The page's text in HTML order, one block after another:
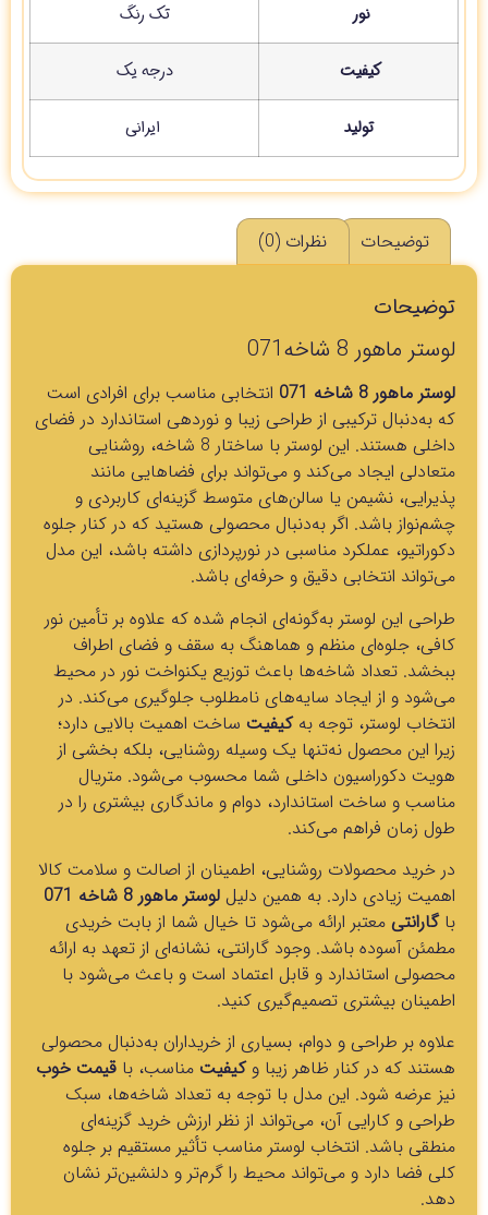
نور تک رنگ
کیفیت درجه یک
تولید ایرانی
توضیحات نظرات (0)
توضیحات
لوستر ماهور 8 شاخه071
لوستر ماهور 8 شاخه 071
انتخابی مناسب برای افرادی است
که به‌دنبال ترکیبی از طراحی زیبا و نوردهی استاندارد در فضای
داخلی هستند. این لوستر با ساختار 8 شاخه، روشنایی
متعادلی ایجاد می‌کند و می‌تواند برای فضاهایی مانند
پذیرایی، نشیمن یا سالن‌های متوسط گزینه‌ای کاربردی و
چشم‌نواز باشد. اگر به‌دنبال محصولی هستید که در کنار جلوه
دکوراتیو، عملکرد مناسبی در نورپردازی داشته باشد، این مدل
می‌تواند انتخابی دقیق و حرفه‌ای باشد.
طراحی این لوستر به‌گونه‌ای انجام شده که علاوه بر تأمین نور
کافی، جلوه‌ای منظم و هماهنگ به سقف و فضای اطراف
ببخشد. تعداد شاخه‌ها باعث توزیع یکنواخت نور در محیط
می‌شود و از ایجاد سایه‌های نامطلوب جلوگیری می‌کند. در
انتخاب لوستر، توجه بهکیفیت ساخت اهمیت بالایی دارد؛
زیرا این محصول نه‌تنها یک وسیله روشنایی، بلکه بخشی از
هویت دکوراسیون داخلی شما محسوب می‌شود. متریال
مناسب و ساخت استاندارد، دوام و ماندگاری بیشتری را در
طول زمان فراهم می‌کند.
در خرید محصولات روشنایی، اطمینان از اصالت و سلامت کالا
اهمیت زیادی دارد. به همین دلیل لوستر ماهور 8 شاخه 071
باگارانتی معتبر ارائه می‌شود تا خیال شما از بابت خریدی
مطمئن آسوده باشد. وجود گارانتی، نشانه‌ای از تعهد به ارائه
محصولی استاندارد و قابل اعتماد است و باعث می‌شود با
اطمینان بیشتری تصمیم‌گیری کنید.
علاوه بر طراحی و دوام، بسیاری از خریداران به‌دنبال محصولی
هستند که در کنار ظاهر زیبا وکیفیت مناسب، با قیمت خوب
نیز عرضه شود. این مدل با توجه به تعداد شاخه‌ها، سبک
طراحی و کارایی آن، می‌تواند از نظر ارزش خرید گزینه‌ای
منطقی باشد. انتخاب لوستر مناسب تأثیر مستقیم بر جلوه
کلی فضا دارد و می‌تواند محیط را گرم‌تر و دلنشین‌تر نشان
دهد.